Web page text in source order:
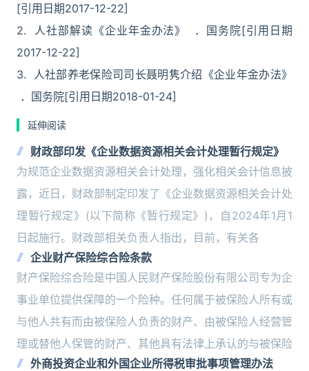
[引用日期2017-12-22]
2. 人社部解读《企业年金办法》 ．国务院[引用日期
2017-12-22]
3. 人社部养老保险司司长聂明隽介绍《企业年金办法》
．国务院[引用日期2018-01-24]
延伸阅读
财政部印发《企业数据资源相关会计处理暂行规定》
为规范企业数据资源相关会计处理，强化相关会计信息披
露，近日，财政部制定印发了《企业数据资源相关会计处
理暂行规定》(以下简称《暂行规定》)，自2024年1月1
日起施行。财政部相关负责人指出，目前，有关各
企业财产保险综合险条款
财产保险综合险是中国人民财产保险股份有限公司专为企
事业单位提供保障的一个险种。任何属于被保险人所有或
与他人共有而由被保险人负责的财产、由被保险人经营管
理或替他人保管的财产、其他具有法律上承认的与被保险
外商投资企业和外国企业所得税审批事项管理办法